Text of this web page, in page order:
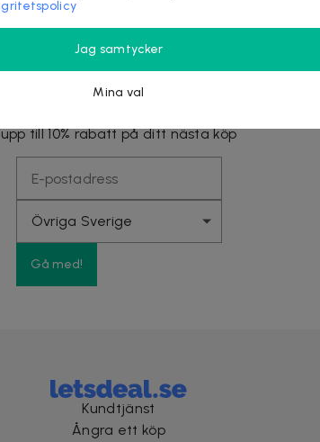
fyllt med fördelar
upp till 10% rabatt på ditt nästa köp
Gå med!
Kundtjänst
Ångra ett köp
Jag samtycker
Mina val